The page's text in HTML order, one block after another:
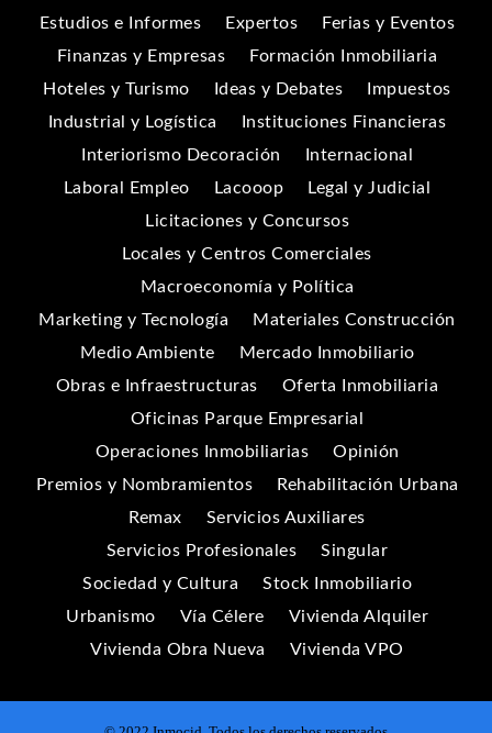
Estudios e Informes
Expertos
Ferias y Eventos
Finanzas y Empresas
Formación Inmobiliaria
Hoteles y Turismo
Ideas y Debates
Impuestos
Industrial y Logística
Instituciones Financieras
Interiorismo Decoración
Internacional
Laboral Empleo
Lacooop
Legal y Judicial
Licitaciones y Concursos
Locales y Centros Comerciales
Macroeconomía y Política
Marketing y Tecnología
Materiales Construcción
Medio Ambiente
Mercado Inmobiliario
Obras e Infraestructuras
Oferta Inmobiliaria
Oficinas Parque Empresarial
Operaciones Inmobiliarias
Opinión
Premios y Nombramientos
Rehabilitación Urbana
Remax
Servicios Auxiliares
Servicios Profesionales
Singular
Sociedad y Cultura
Stock Inmobiliario
Urbanismo
Vía Célere
Vivienda Alquiler
Vivienda Obra Nueva
Vivienda VPO